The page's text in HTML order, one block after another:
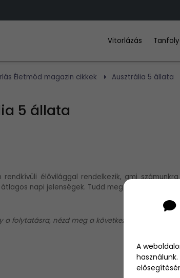
Vitorlázás
Életmód magazin cikkek Ausztrália 5 állata
5 állata
rendkívüli élővilággal rendelkezik, ami
napi jelenségek. Tudd meg te is, melyik
a folytatásra, nézd meg a következő oldalakat.
A